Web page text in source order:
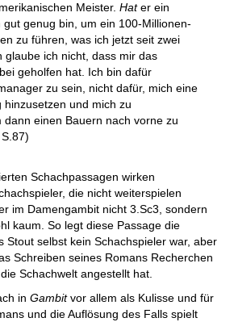
Meister. Hater ein
gut genug bin, um ein 100-Millionen-
zu führen, was ich jetzt seit zwei
glaube ich nicht, dass mir das
geholfen hat. Ich bin dafür
zu sein, nicht dafür, mich eine
hinzusetzen und mich zu
dann einen Bauern nach vorne zu
Schachpassagen wirken
die nicht weiterspielen
im Damengambit nicht 3.Sc3, sondern
kaum. So legt diese Passage die
Stout selbst kein Schachspieler war, aber
Schreiben seines Romans Recherchen
Schachwelt angestellt hat.
in Gambitvor allem als Kulisse und für
und die Auflösung des Falls spielt